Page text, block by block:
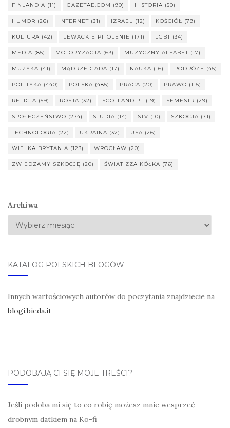
FINLANDIA (11) GAZETAE.COM (90) HISTORIA (50)
HUMOR (26) INTERNET (31) IZRAEL (12) KOŚCIÓŁ (79)
KULTURA (42) LEWACKIE PITOLENIE (171) LGBT (34)
MEDIA (85) MOTORYZACJA (63) MUZYCZNY ALFABET (17)
MUZYKA (41) MĄDRZE GADA (17) NAUKA (16) PODRÓŻE (45)
POLITYKA (440) POLSKA (485) PRACA (20) PRAWO (115)
RELIGIA (59) ROSJA (32) SCOTLAND.PL (19) SEMESTR (29)
SPOŁECZEŃSTWO (274) STUDIA (14) STV (10) SZKOCJA (71)
TECHNOLOGIA (22) UKRAINA (32) USA (26)
WIELKA BRYTANIA (123) WROCŁAW (20)
ZWIEDZAMY SZKOCJĘ (20) ŚWIAT ZZA KÓŁKA (76)
Archiwa
KATALOG POLSKICH BLOGÓW
Innych wartościowych autorów do poczytania znajdziecie na
blogi.bieda.it
PODOBAJĄ CI SIĘ MOJE TREŚCI?
Jeśli podoba mi się to co robię możesz mnie wesprzeć
drobnym datkiem na Ko-fi